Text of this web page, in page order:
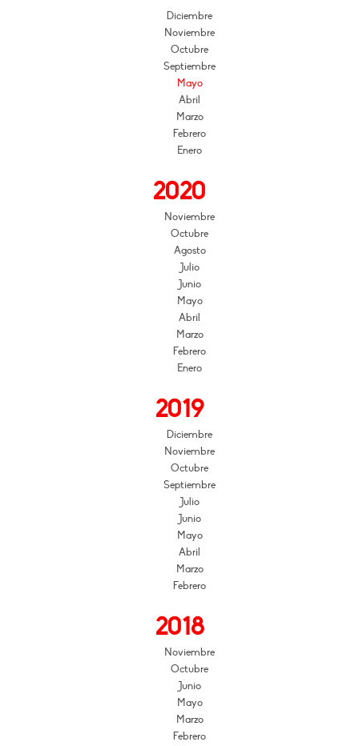
Diciembre
Noviembre
Octubre
Septiembre
Mayo
Abril
Marzo
Febrero
Enero
2020
Noviembre
Octubre
Agosto
Julio
Junio
Mayo
Abril
Marzo
Febrero
Enero
2019
Diciembre
Noviembre
Octubre
Septiembre
Julio
Junio
Mayo
Abril
Marzo
Febrero
2018
Noviembre
Octubre
Junio
Mayo
Marzo
Febrero